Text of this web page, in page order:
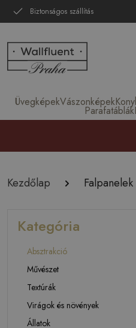
Biztonságos szállítás
ÜvegképekVászonképek
Parafatáblák
Kezdőlap Falpanelek
Kategória
Absztrakció
Művészet
Textúrák
Virágok és növények
Állatok